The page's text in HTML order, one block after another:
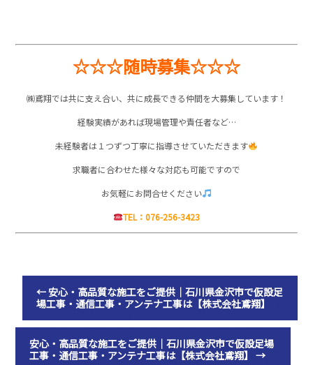
☆☆☆随時募集☆☆☆
㈱鳶翔では共に支え合い、共に成長できる仲間を大募集しています！
経験実績があれば現場管理や責任者など…
未経験者は１つずつ丁寧に指導させていただきます
求職者に合わせた様々な対応も可能ですので
お気軽にお問合せください
TEL：076-256-3423
←安心・高品質な施工をご提供｜石川県金沢市で仮設足
場工事・通信工事・アンテナ工事は【株式会社鳶翔】
安心・高品質な施工をご提供｜石川県金沢市で仮設足場
工事・通信工事・アンテナ工事は【株式会社鳶翔】→